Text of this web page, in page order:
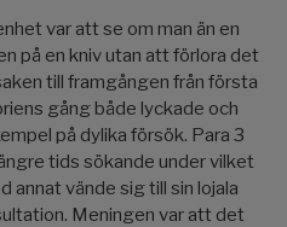
var att se om man än en
på en kniv utan att förlora det
till framgången från första
gång både lyckade och
på dylika försök. Para 3
tids sökande under vilket
annat vände sig till sin lojala
Meningen var att det